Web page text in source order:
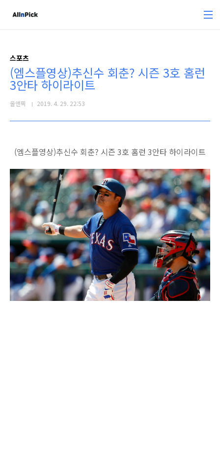
스포츠
(엠스플영상)추신수 회춘? 시즌 3호 홈런
3안타 하이라이트
올앤픽 2019. 4. 29. 22:53
(엠스플영상)추신수 회춘? 시즌 3호 홈런 3안타 하이라이트